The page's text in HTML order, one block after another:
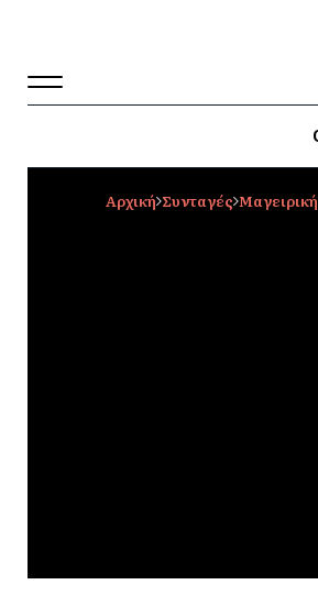
Αρχική Συνταγές Μαγειρική